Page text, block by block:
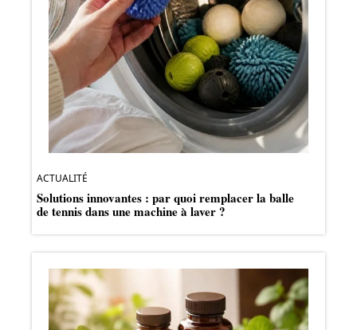
ACTUALITÉ
Solutions innovantes : par quoi remplacer la balle
de tennis dans une machine à laver ?